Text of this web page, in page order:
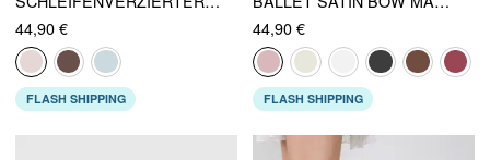
44,90 €
FLASH SHIPPING
44,90 €
FLASH SHIPPING